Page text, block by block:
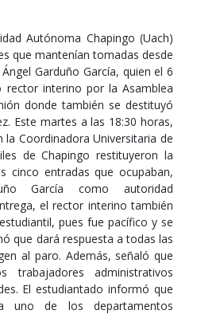
Autónoma Chapingo (Uach)
que mantenían tomadas desde
Garduño García, quien el 6
rector interino por la Asamblea
donde también se destituyó
Este martes a las 18:30 horas,
Coordinadora Universitaria de
de Chapingo restituyeron la
cinco entradas que ocupaban,
García como autoridad
el rector interino también
pues fue pacífico y se
que dará respuesta a todas las
al paro. Además, señaló que
administrativos
El estudiantado informó que
uno de los departamentos